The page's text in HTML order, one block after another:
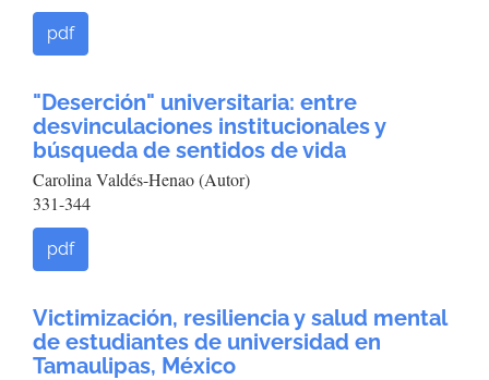
pdf
"Deserción" universitaria: entre
desvinculaciones institucionales y
búsqueda de sentidos de vida
Carolina Valdés-Henao (Autor)
331-344
pdf
Victimización, resiliencia y salud mental
de estudiantes de universidad en
Tamaulipas, México